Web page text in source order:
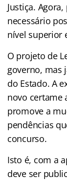
Justiça.
necessário
nível superior
O projeto de
governo, mas
do Estado. A
novo certame
promove a
pendências
concurso.
Isto é, com a
deve ser